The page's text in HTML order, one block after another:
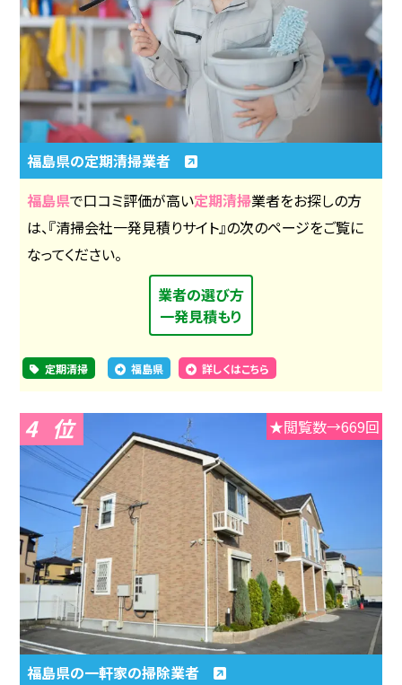
福島県の定期清掃業者
福島県で口コミ評価が高い定期清掃業者をお探しの方
は、『清掃会社一発見積りサイト』の次のページをご覧に
なってください。
業者の選び方
一発見積もり
定期清掃 福島県 詳しくはこちら
4 ★閲覧数→669回
福島県の一軒家の掃除業者